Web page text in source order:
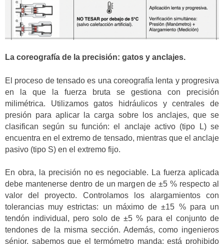
La coreografía de la precisión: gatos y anclajes.
El proceso de tensado es una coreografía lenta y progresiva
en la que la fuerza bruta se gestiona con precisión
milimétrica. Utilizamos gatos hidráulicos y centrales de
presión para aplicar la carga sobre los anclajes, que se
clasifican según su función: el anclaje activo (tipo L) se
encuentra en el extremo de tensado, mientras que el anclaje
pasivo (tipo S) en el extremo fijo.
En obra, la precisión no es negociable. La fuerza aplicada
debe mantenerse dentro de un margen de ±5 % respecto al
valor del proyecto. Controlamos los alargamientos con
tolerancias muy estrictas: un máximo de ±15 % para un
tendón individual, pero solo de ±5 % para el conjunto de
tendones de la misma sección. Además, como ingenieros
sénior, sabemos que el termómetro manda: está prohibido